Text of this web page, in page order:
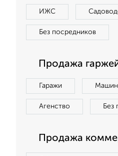
ИЖС
Без посредников
Продажа
Гаражи
Агенство Без
Продажа